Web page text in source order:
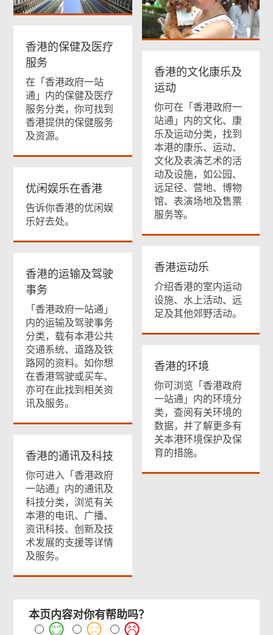
香港的保健及医疗
服务
在「香港政府一站
通」内的保健及医疗
服务分类，你可找到
香港提供的保健服务
及资源。
香港的文化康乐及
运动
你可在「香港政府一
站通」内的文化、康
乐及运动分类，找到
本港的康乐、运动、
文化及表演艺术的活
动及设施，如公园、
远足径、营地、博物
馆、表演场地及售票
服务等。
优闲娱乐在香港
告诉你香港的优闲娱
乐好去处。
香港运动乐
介绍香港的室内运动
设施、水上活动、远
足及其他郊野活动。
香港的运输及驾驶
事务
「香港政府一站通」
内的运输及驾驶事务
分类，载有本港公共
交通系统、道路及铁
路网的资料。如你想
在香港驾驶或买车、
亦可在此找到相关资
讯及服务。
香港的环境
你可浏览「香港政府
一站通」内的环境分
类，查阅有关环境的
数据，并了解更多有
关本港环境保护及保
育的措施。
香港的通讯及科技
你可进入「香港政府
一站通」内的通讯及
科技分类，浏览有关
本港的电讯、广播、
资讯科技、创新及技
术发展的支援等详情
及服务。
本页内容对你有帮助吗？